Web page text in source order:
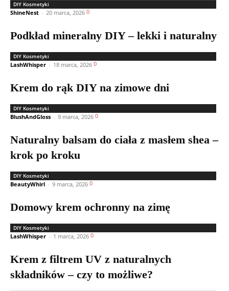
DIY Kosmetyki
ShineNest - 20 marca, 2026 0
Podkład mineralny DIY – lekki i naturalny
DIY Kosmetyki
LashWhisper - 18 marca, 2026 0
Krem do rąk DIY na zimowe dni
DIY Kosmetyki
BlushAndGloss - 9 marca, 2026 0
Naturalny balsam do ciała z masłem shea –
krok po kroku
DIY Kosmetyki
BeautyWhirl - 9 marca, 2026 0
Domowy krem ochronny na zimę
DIY Kosmetyki
LashWhisper - 1 marca, 2026 0
Krem z filtrem UV z naturalnych
składników – czy to możliwe?